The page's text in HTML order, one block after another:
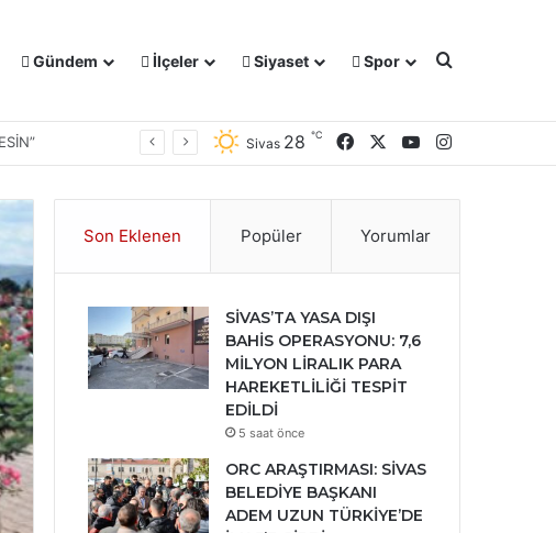
Gündem İlçeler Siyaset Spor Arama yap
Sivas 28 ℃ FacebookYouTubeInstagram
Son Eklenen Popüler Yorumlar
SİVAS’TA YASA DIŞI
BAHİS OPERASYONU: 7,6
MİLYON LİRALIK PARA
HAREKETLİLİĞİ TESPİT
EDİLDİ
5 saat önce
ORC ARAŞTIRMASI: SİVAS
BELEDİYE BAŞKANI
ADEM UZUN TÜRKİYE’DE